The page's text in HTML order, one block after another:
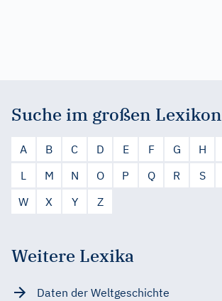
Suche im großen Lexikon
A B C D E F G H
L
M N O P Q R S
W
X Y Z
Weitere Lexika
Daten der Weltgeschichte